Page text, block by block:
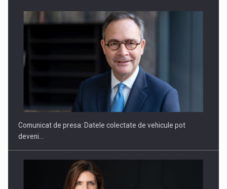
ROOTED IN ROMANIA, BUILT TO DELIVER TECHNOLOGY FOR
Comunicat de presa: Datele colectate de vehicule pot
deveni…